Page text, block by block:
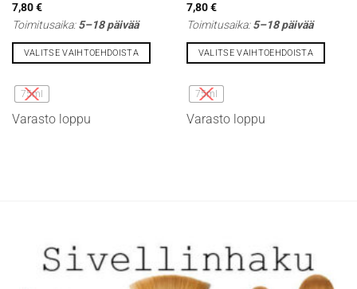
7,80€
Toimitusaika:5–18 päivää
VALITSE VAIHTOEHDOISTA
tuotteella
on
useampi
75ml
Varasto loppu
7,80€
Toimitusaika:5–18 päivää
VALITSE VAIHTOEHDOISTA
tuotteella
on
useampi
75ml
Varasto loppu